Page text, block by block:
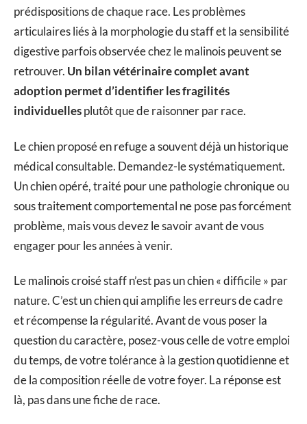
prédispositions de chaque race. Les problèmes
articulaires liés à la morphologie du staff et la sensibilité
digestive parfois observée chez le malinois peuvent se
retrouver. Un bilan vétérinaire complet avant
adoption permet d’identifier les fragilités
individuellesplutôt que de raisonner par race.
Le chien proposé en refuge a souvent déjà un historique
médical consultable. Demandez-le systématiquement.
Un chien opéré, traité pour une pathologie chronique ou
sous traitement comportemental ne pose pas forcément
problème, mais vous devez le savoir avant de vous
engager pour les années à venir.
Le malinois croisé staff n’est pas un chien « difficile » par
nature. C’est un chien qui amplifie les erreurs de cadre
et récompense la régularité. Avant de vous poser la
question du caractère, posez-vous celle de votre emploi
du temps, de votre tolérance à la gestion quotidienne et
de la composition réelle de votre foyer. La réponse est
là, pas dans une fiche de race.